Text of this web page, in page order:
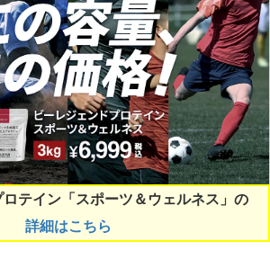
ロテイン「スポーツ＆ウェルネス」の
詳細はこちら